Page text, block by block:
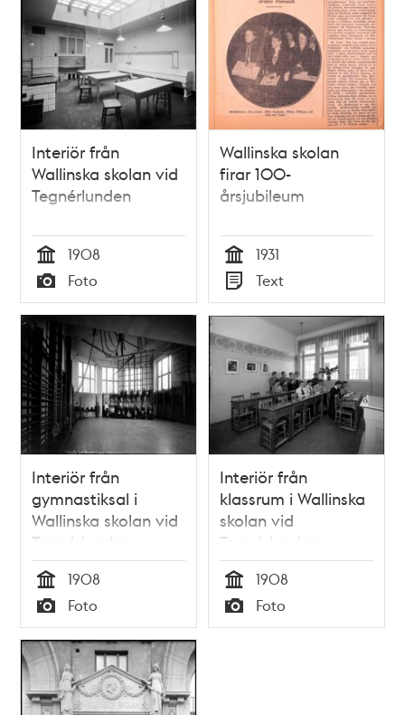
Interiör från
Wallinska skolan vid
Tegnérlunden
Tid
1908
Typ
Foto
Wallinska skolan
firar 100-
årsjubileum
Tid
1931
Typ
Text
Interiör från
gymnastiksal i
Wallinska skolan vid
Tegnérlunden
Tid
1908
Typ
Foto
Interiör från
klassrum i Wallinska
skolan vid
Tegnérlunden
Tid
1908
Typ
Foto